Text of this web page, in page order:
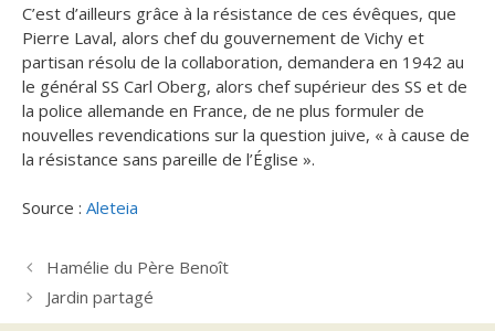
C’est d’ailleurs grâce à la résistance de ces évêques, que
Pierre Laval, alors chef du gouvernement de Vichy et
partisan résolu de la collaboration, demandera en 1942 au
le général SS Carl Oberg, alors chef supérieur des SS et de
la police allemande en France, de ne plus formuler de
nouvelles revendications sur la question juive, « à cause de
la résistance sans pareille de l’Église ».
Source : Aleteia
Hamélie du Père Benoît
Jardin partagé